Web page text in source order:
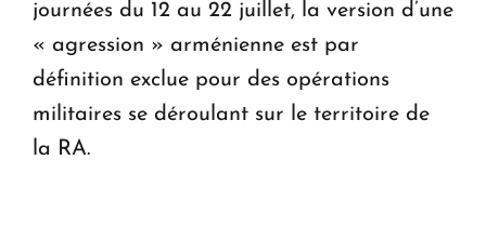
journées du 12 au 22 juillet, la version d’une
« agression » arménienne est par
définition exclue pour des opérations
militaires se déroulant sur le territoire de
la RA.